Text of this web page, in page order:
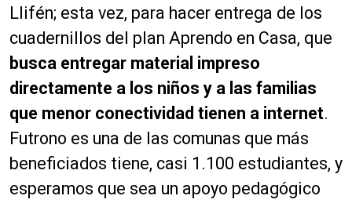
Llifén; esta vez, para hacer entrega de los
cuadernillos del plan Aprendo en Casa, que
busca entregar material impreso
directamente a los niños y a las familias
que menor conectividad tienen a internet.
Futrono es una de las comunas que más
beneficiados tiene, casi 1.100 estudiantes, y
esperamos que sea un apoyo pedagógico